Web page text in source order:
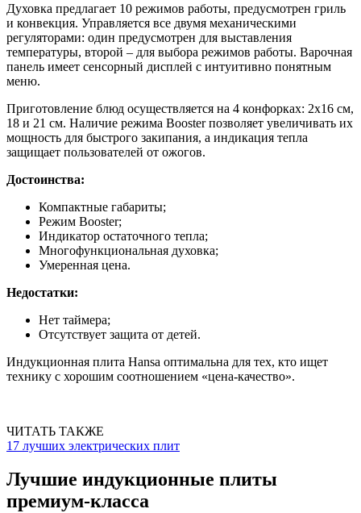
Духовка предлагает 10 режимов работы, предусмотрен гриль
и конвекция. Управляется все двумя механическими
регуляторами: один предусмотрен для выставления
температуры, второй – для выбора режимов работы. Варочная
панель имеет сенсорный дисплей с интуитивно понятным
меню.
Приготовление блюд осуществляется на 4 конфорках: 2х16 см,
18 и 21 см. Наличие режима Booster позволяет увеличивать их
мощность для быстрого закипания, а индикация тепла
защищает пользователей от ожогов.
Достоинства:
Компактные габариты;
Режим Booster;
Индикатор остаточного тепла;
Многофункциональная духовка;
Умеренная цена.
Недостатки:
Нет таймера;
Отсутствует защита от детей.
Индукционная плита Hansa оптимальна для тех, кто ищет
технику с хорошим соотношением «цена-качество».
ЧИТАТЬ ТАКЖЕ
17 лучших электрических плит
Лучшие индукционные плиты
премиум-класса